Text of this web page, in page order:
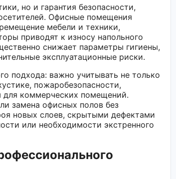
но и гарантия безопасности,
Офисные помещения
мебели и техники,
приводят к износу напольного
снижает параметры гигиены,
эксплуатационные риски.
подхода: важно учитывать не только
пожаробезопасности,
для коммерческих помещений.
замена офисных полов без
новых слоев, скрытыми дефектами
или необходимости экстренного